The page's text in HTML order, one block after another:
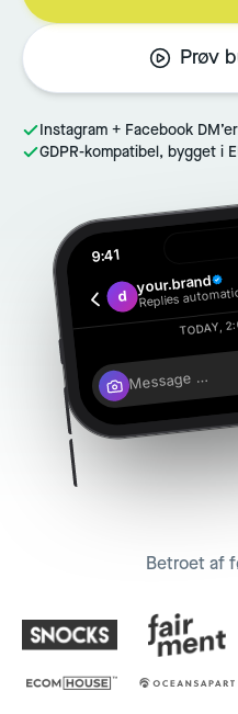
Prøv
Instagram + Facebook DM’er
GDPR-kompatibel, bygget i
9:41
d your.brand
Replies
TODAY,
Message …
Betroet af